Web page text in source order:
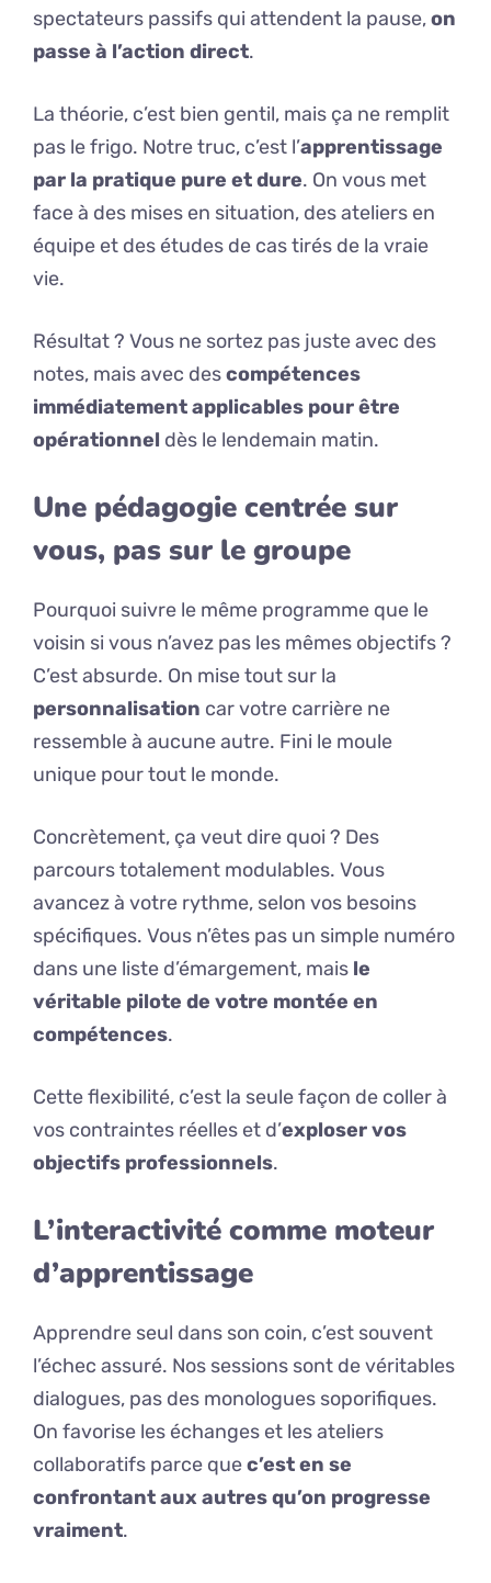
spectateurs passifs qui attendent la pause,on
passe à l’action direct.
La théorie, c’est bien gentil, mais ça ne remplit
pas le frigo. Notre truc, c’est l’apprentissage
par la pratique pure et dure. On vous met
face à des mises en situation, des ateliers en
équipe et des études de cas tirés de la vraie
vie.
Résultat ? Vous ne sortez pas juste avec des
notes, mais avec descompétences
immédiatement applicables pour être
opérationnel dès le lendemain matin.
Une pédagogie centrée sur
vous, pas sur le groupe
Pourquoi suivre le même programme que le
voisin si vous n’avez pas les mêmes objectifs ?
C’est absurde. On mise tout sur la
personnalisation car votre carrière ne
ressemble à aucune autre. Fini le moule
unique pour tout le monde.
Concrètement, ça veut dire quoi ? Des
parcours totalement modulables. Vous
avancez à votre rythme, selon vos besoins
spécifiques. Vous n’êtes pas un simple numéro
dans une liste d’émargement, mais le
véritable pilote de votre montée en
compétences.
Cette flexibilité, c’est la seule façon de coller à
vos contraintes réelles et d’exploser vos
objectifs professionnels.
L’interactivité comme moteur
d’apprentissage
Apprendre seul dans son coin, c’est souvent
l’échec assuré. Nos sessions sont de véritables
dialogues, pas des monologues soporifiques.
On favorise les échanges et les ateliers
collaboratifs parce quec’est en se
confrontant aux autres qu’on progresse
vraiment.